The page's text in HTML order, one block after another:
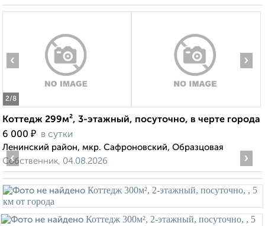
2/8
‹ ›
Коттедж 299м², 3-этажный, посуточно, в черте города
6 000 ₽ в сутки
Ленинский район, мкр. Сафроновский, Образцовая
Собственник, 04.08.2026
‹ ›